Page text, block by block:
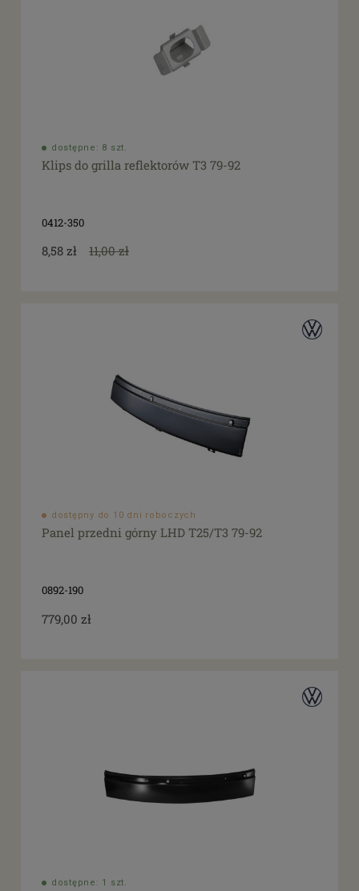
dostępne: 8 szt.
Klips do grilla reflektorów T3 79-92
0412-350
8,58 zł 11,00 zł
dostępny do 10 dni roboczych
Panel przedni górny LHD T25/T3 79-92
0892-190
779,00 zł
dostępne: 1 szt.